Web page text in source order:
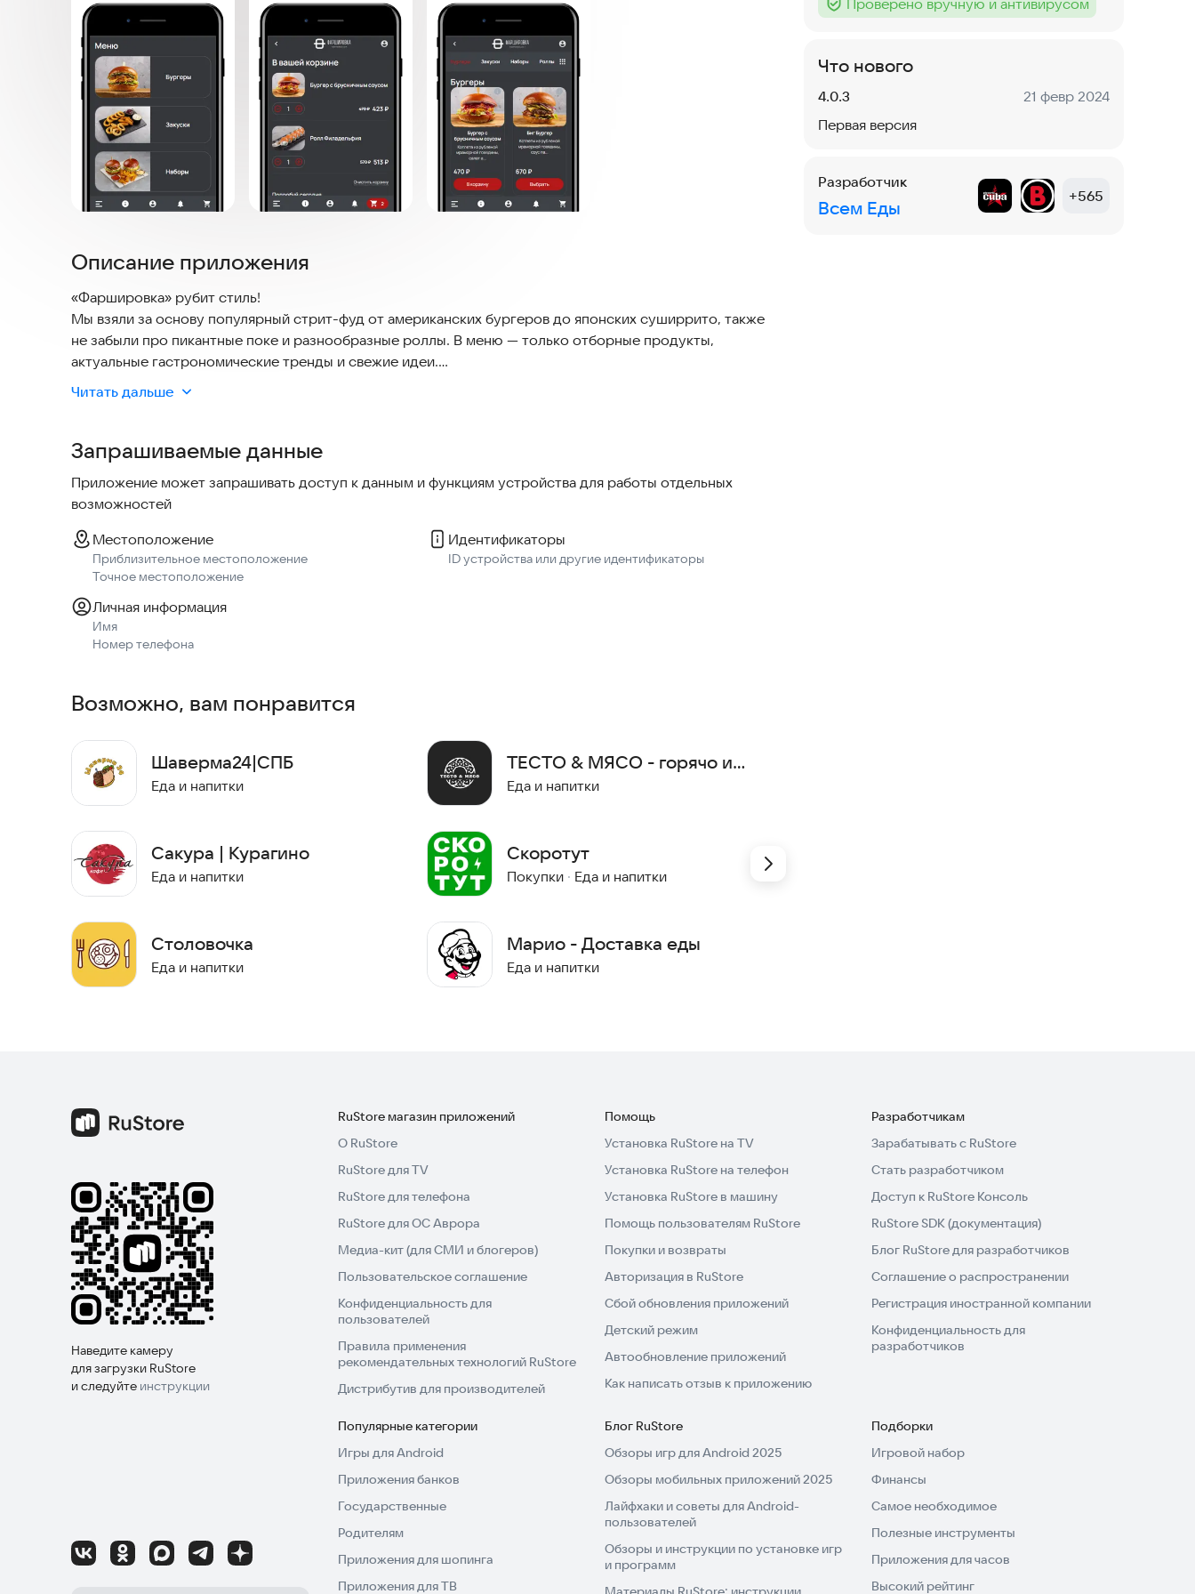
Описание приложения
«Фаршировка» рубит стиль!
Мы взяли за основу популярный стрит-фуд от американских бургеров до японских суширрито, также
не забыли про пикантные поке и разнообразные роллы. В меню — только отборные продукты,
актуальные гастрономические тренды и свежие идеи.
Подключаетесь к программе лояльности, копите баллы и заказывайте любимые блюда в 2 клика —
быстрое оформление,
личный кабинет с историей заказов,
бонусы за регистрацию,
промокоды, скидки, акции — все это в «Фаршировке 2.0»!
Скачивайте наше приложение, оформляйте заказ и наслаждайтесь любимой едой, где бы Вы ни были!
Приятного аппетита!
Читать дальше
Запрашиваемые данные
Приложение может запрашивать доступ к данным и функциям устройства для работы отдельных
возможностей
Местоположение
Приблизительное местоположение
Точное местоположение
Идентификаторы
ID устройства или другие идентификаторы
Личная информация
Имя
Номер телефона
Возможно, вам понравится
Шаверма24|СПБ
Еда и напитки
Сакура | Курагино
Еда и напитки
Столовочка
Еда и напитки
ТЕСТО & МЯСО - горячо и
сочно
Еда и напитки
Скоротут
Покупки · Еда и напитки
Марио - Доставка еды
Еда и напитки
Тег :
Проверено вручную и антивирусом
Что нового
Версия:
4.0.3 Дата:
21 февр 2024
Первая версия
Разработчик
Всем Еды
+565
Наведите камеру
для загрузки RuStore
и следуйте инструкции
RuStore магазин приложений
О RuStore
RuStore для TV
RuStore для телефона
RuStore для ОС Аврора
Медиа-кит (для СМИ и блогеров)
Пользовательское соглашение
Конфиденциальность для
пользователей
Правила применения
рекомендательных технологий RuStore
Дистрибутив для производителей
Помощь
Установка RuStore на TV
Установка RuStore на телефон
Установка RuStore в машину
Помощь пользователям RuStore
Покупки и возвраты
Авторизация в RuStore
Сбой обновления приложений
Детский режим
Автообновление приложений
Как написать отзыв к приложению
Разработчикам
Зарабатывать с RuStore
Стать разработчиком
Доступ к RuStore Консоль
RuStore SDK (документация)
Блог RuStore для разработчиков
Соглашение о распространении
Регистрация иностранной компании
Конфиденциальность для
разработчиков
Популярные категории
Игры для Android
Приложения банков
Государственные
Родителям
Приложения для шопинга
Приложения для ТВ
Блог RuStore
Обзоры игр для Android 2025
Обзоры мобильных приложений 2025
Лайфхаки и советы для Android-
пользователей
Обзоры и инструкции по установке игр
и программ
Подборки
Игровой набор
Финансы
Самое необходимое
Полезные инструменты
Приложения для часов
Высокий рейтинг